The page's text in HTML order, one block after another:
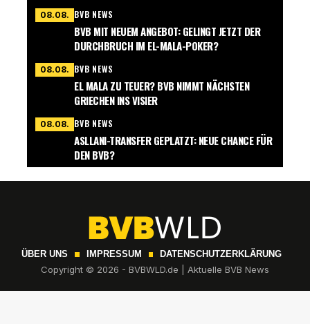
08.08. BVB NEWS
BVB MIT NEUEM ANGEBOT: GELINGT JETZT DER
DURCHBRUCH IM EL-MALA-POKER?
08.08. BVB NEWS
EL MALA ZU TEUER? BVB NIMMT NÄCHSTEN
GRIECHEN INS VISIER
08.08. BVB NEWS
ASLLANI-TRANSFER GEPLATZT: NEUE CHANCE FÜR
DEN BVB?
ÜBER UNS IMPRESSUM DATENSCHUTZERKLÄRUNG
Copyright © 2026 - BVBWLD.de | Aktuelle BVB News